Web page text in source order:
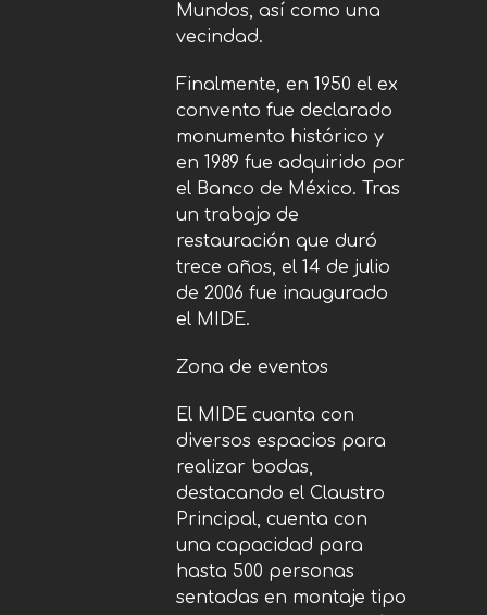
Mundos, así como una
vecindad.
Finalmente, en 1950 el ex
convento fue declarado
monumento histórico y
en 1989 fue adquirido por
el Banco de México. Tras
un trabajo de
restauración que duró
trece años, el 14 de julio
de 2006 fue inaugurado
el MIDE.
Zona de eventos
El MIDE cuanta con
diversos espacios para
realizar bodas,
destacando el Claustro
Principal, cuenta con
una capacidad para
hasta 500 personas
sentadas en montaje tipo